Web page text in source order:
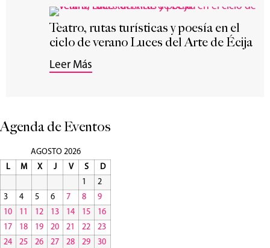
Teatro, rutas turísticas y poesía en el
ciclo de verano Luces del Arte de Écija
Leer Más
Agenda de Eventos
AGOSTO 2026
L
M X J V S
D
1
2
3
4 5 6 7 8
9
10
11 12 13 14 15
16
17
18 19 20 21 22
23
24
25 26 27 28 29
30